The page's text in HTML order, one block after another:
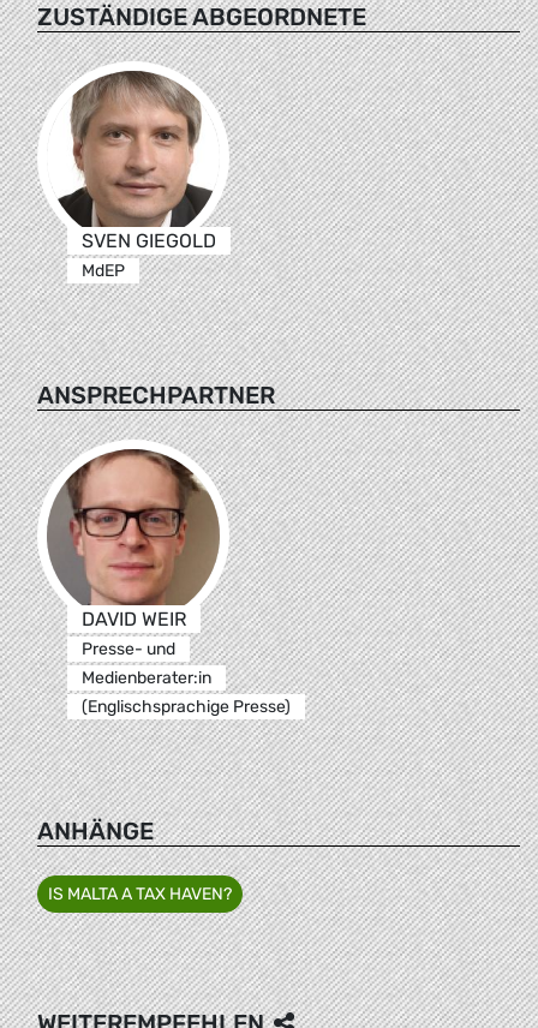
ZUSTÄNDIGE ABGEORDNETE
SVEN GIEGOLD
MdEP
ANSPRECHPARTNER
DAVID WEIR
Presse- und
Medienberater:in
(Englischsprachige Presse)
ANHÄNGE
IS MALTA A TAX HAVEN?